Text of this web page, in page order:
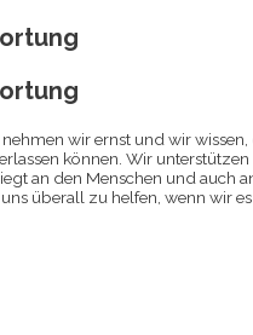
wir ernst und wir wissen,
können. Wir
an den Menschen und auch
überall zu helfen, wenn wir es